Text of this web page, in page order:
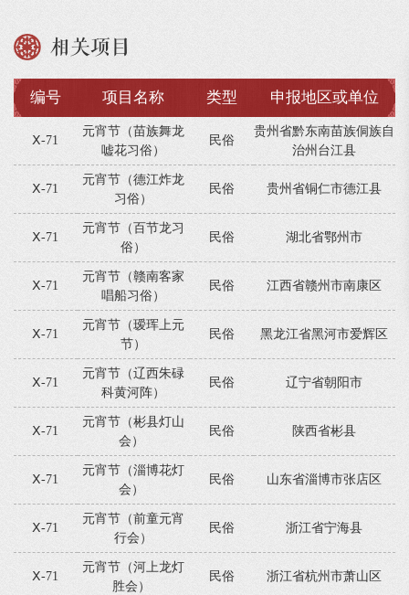
相关项目
编号 项目名称 类型 申报地区或单位
Ⅹ-71
元宵节（苗族舞龙
嘘花习俗）
民俗
贵州省黔东南苗族侗族自
治州台江县
Ⅹ-71
元宵节（德江炸龙
习俗）
民俗 贵州省铜仁市德江县
Ⅹ-71
元宵节（百节龙习
俗）
民俗 湖北省鄂州市
Ⅹ-71
元宵节（赣南客家
唱船习俗）
民俗 江西省赣州市南康区
Ⅹ-71
元宵节（瑷珲上元
节）
民俗 黑龙江省黑河市爱辉区
Ⅹ-71
元宵节（辽西朱碌
科黄河阵）
民俗 辽宁省朝阳市
Ⅹ-71
元宵节（彬县灯山
会）
民俗 陕西省彬县
Ⅹ-71
元宵节（淄博花灯
会）
民俗 山东省淄博市张店区
Ⅹ-71
元宵节（前童元宵
行会）
民俗 浙江省宁海县
Ⅹ-71
元宵节（河上龙灯
胜会）
民俗 浙江省杭州市萧山区